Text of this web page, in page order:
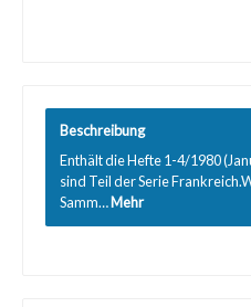
Beschreibung
Enthält die Hefte 1-4/1980
sind Teil der Serie
Samm…Mehr